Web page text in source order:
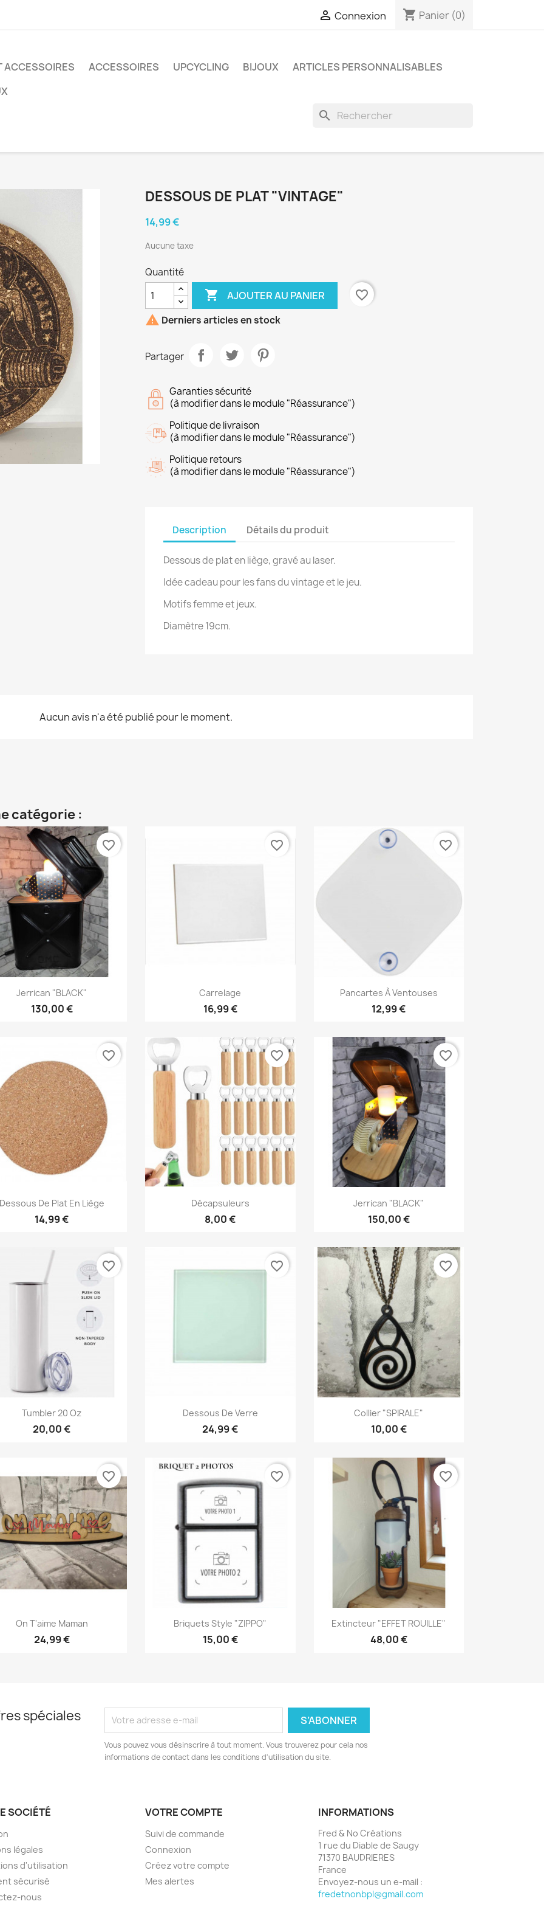
 Connexion shopping_cart Panier (0)
ACCESSOIRES ACCESSOIRES UPCYCLING BIJOUX
ARTICLES PERSONNALISABLES
search
DESSOUS DE PLAT "VINTAGE"
14,99 €
Aucune taxe
Quantité
 AJOUTER AU PANIER
favorite_border
 Derniers articles en stock
Partager
Garanties sécurité
(à modifier dans le module "Réassurance")
Politique de livraison
(à modifier dans le module "Réassurance")
Politique retours
(à modifier dans le module "Réassurance")
Description Détails du produit
Dessous de plat en liège, gravé au laser.
Idée cadeau pour les fans du vintage et le jeu.
Motifs femme et jeux.
Diamètre 19cm.
Aucun avis n'a été publié pour le moment.
catégorie :
Aperçu rapide
Jerrican "BLACK"
130,00 €
favorite_border
Aperçu rapide
Carrelage
16,99 €
favorite_border
Aperçu rapide
Pancartes À Ventouses
12,99 €
favorite_border
Aperçu rapide
Dessous De Plat En Liège
14,99 €
favorite_border
Aperçu rapide
Décapsuleurs
8,00 €
favorite_border
Aperçu rapide
Jerrican "BLACK"
150,00 €
favorite_border
Aperçu rapide
Tumbler 20 Oz
20,00 €
favorite_border
Aperçu rapide
Dessous De Verre
24,99 €
favorite_border
Aperçu rapide
Collier "SPIRALE"
10,00 €
favorite_border
Aperçu rapide
On T'aime Maman
24,99 €
favorite_border
Aperçu rapide
Briquets Style "ZIPPO"
15,00 €
favorite_border
Aperçu rapide
Extincteur "EFFET ROUILLE"
48,00 €
favorite_border
spéciales
Vous pouvez vous désinscrire à tout moment. Vous trouverez pour cela nos
informations de contact dans les conditions d'utilisation du site.
SOCIÉTÉ
légales
d'utilisation
sécurisé
nous
VOTRE COMPTE
Suivi de commande
Connexion
Créez votre compte
Mes alertes
INFORMATIONS
Fred & No Créations
1 rue du Diable de Saugy
71370 BAUDRIERES
France
Envoyez-nous un e-mail :
fredetnonbpl@gmail.com